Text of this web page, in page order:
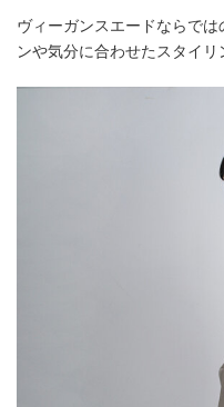
ヴィーガンスエードならで
ンや気分に合わせたスタイリ